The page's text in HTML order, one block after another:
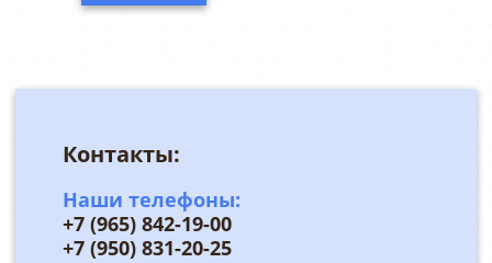
Контакты:
Наши телефоны:
+7 (965) 842-19-00
+7 (950) 831-20-25